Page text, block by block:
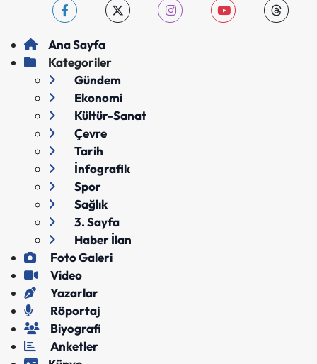
Ana Sayfa
Kategoriler
Gündem
Ekonomi
Kültür-Sanat
Çevre
Tarih
İnfografik
Spor
Sağlık
3. Sayfa
Haber İlan
Foto Galeri
Video
Yazarlar
Röportaj
Biyografi
Anketler